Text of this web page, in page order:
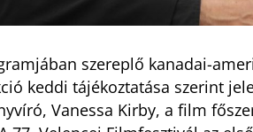
szereplő kanadai-
keddi tájékoztatása szerint
Vanessa Kirby, a film